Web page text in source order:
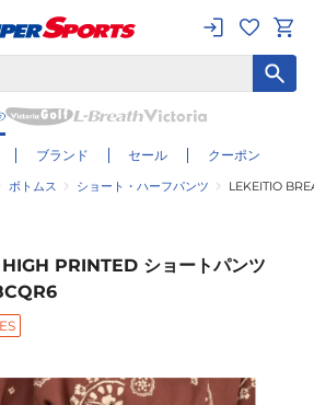
ブランド セール クーポン
ボトムス ショート・ハーフパンツ LEKEITIO
PRINTED ショートパンツ